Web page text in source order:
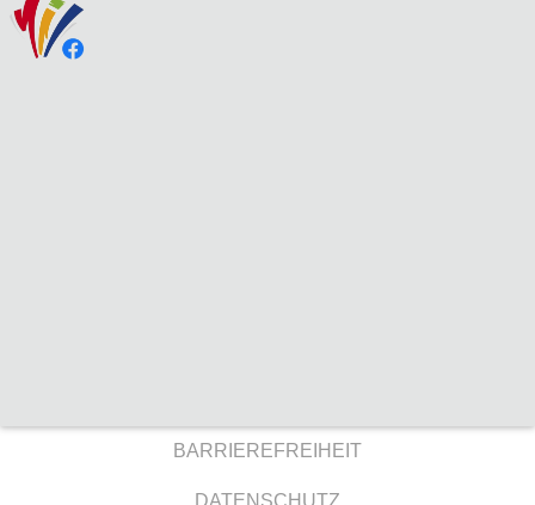
BARRIEREFREIHEIT
DATENSCHUTZ